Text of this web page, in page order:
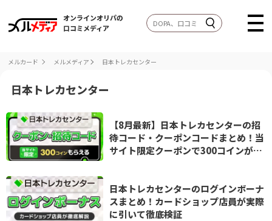
オンラインオリパの
口コミメディア
メルカード メルメディア 日本トレカセンター
日本トレカセンター
【8月最新】日本トレカセンターの招
待コード・クーポンコードまとめ！当
サイト限定クーポンで300コインがも
日本トレカセンターのログインボーナ
スまとめ！カードショップ店員が実際
に引いて徹底検証